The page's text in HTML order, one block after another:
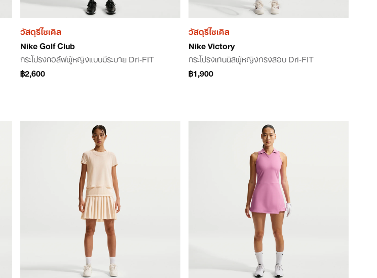
วัสดุรีไซเคิล
Nike Golf Club
กระโปรงกอล์ฟผู้หญิงแบบมีระบาย Dri-FIT
฿2,600
วัสดุรีไซเคิล
Nike Victory
กระโปรงเทนนิสผู้หญิงทรงสอบ Dri-FIT
฿1,900